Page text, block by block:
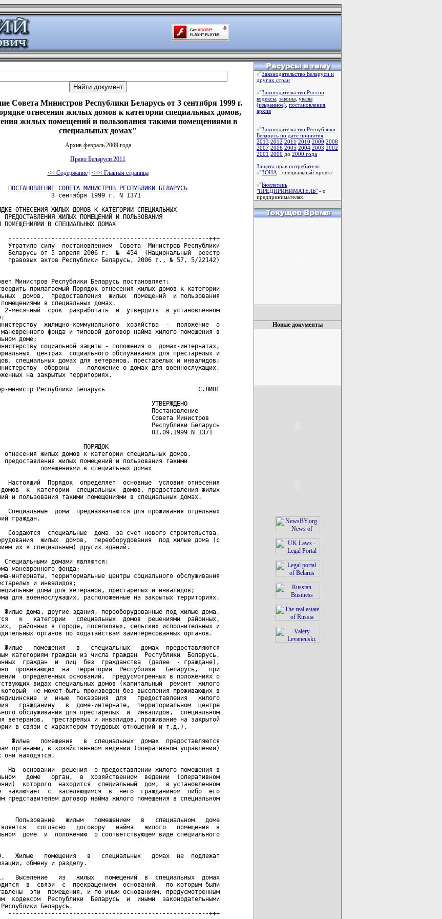
Совета Министров Республики Беларусь от 3 сентября 1999 г.
отнесения жилых домов к категории специальных домов,
жилых помещений и пользования такими помещениями в
специальных домах"
Архив февраль 2009 года
Право Беларуси 2011
<< Содержание| <<< Главная страница
ПОСТАНОВЛЕНИЕ СОВЕТА МИНИСТРОВ РЕСПУБЛИКИ БЕЛАРУСЬ
3 сентября 1999 г. N 1371
ОТНЕСЕНИЯ ЖИЛЫХ ДОМОВ К КАТЕГОРИИ СПЕЦИАЛЬНЫХ
ПРЕДОСТАВЛЕНИЯ ЖИЛЫХ ПОМЕЩЕНИЙ И ПОЛЬЗОВАНИЯ
ПОМЕЩЕНИЯМИ В СПЕЦИАЛЬНЫХ ДОМАХ
--------------------------------------------------------+++
Утратило силу  постановлением  Совета  Министров Республики
Беларусь от 5 апреля 2006 г.  №  454  (Национальный  реестр
правовых актов Республики Беларусь, 2006 г., № 57, 5/22142)
Министров Республики Беларусь постановляет:
прилагаемый Порядок отнесения жилых домов к категории
домов,  предоставления  жилых  помещений  и пользования
в специальных домах.
2-месячный  срок  разработать  и  утвердить  в установленном
жилищно-коммунального  хозяйства  -  положение  о
фонда и типовой договор найма жилого помещения в
доме;
социальной защиты - положения о  домах-интернатах,
центрах  социального обслуживания для престарелых и
специальных домах для ветеранов, престарелых и инвалидов;
обороны  -  положение о домах для военнослужащих,
на закрытых территориях.
министр Республики Беларусь                          С.ЛИНГ
УТВЕРЖДЕНО
Постановление
Совета Министров
Республики Беларусь
03.09.1999 N 1371
ПОРЯДОК
отнесения жилых домов к категории специальных домов,
предоставления жилых помещений и пользования такими
помещениями в специальных домах
Настоящий  Порядок  определяет  основные  условия отнесения
к  категории  специальных  домов, предоставления жилых
и пользования такими помещениями в специальных домах.
Специальные  дома  предназначаются для проживания отдельных
граждан.
Создаются  специальные  дома  за счет нового строительства,
жилых  домов,  переоборудования  под жилые дома (с
их к специальным) других зданий.
Специальными домами являются:
маневренного фонда;
интернаты, территориальные центры социального обслуживания
и инвалидов;
дома для ветеранов, престарелых и инвалидов;
для военнослужащих, расположенные на закрытых территориях.
Жилые дома, другие здания, переоборудованные под жилые дома,
к   категории   специальных  домов  решениями  районных,
районных в городе, поселковых, сельских исполнительных и
органов по ходатайствам заинтересованных органов.
Жилые   помещения   в   специальных   домах  предоставляются
категориям граждан из числа граждан  Республики  Беларусь,
граждан  и  лиц  без  гражданства  (далее  - граждане),
проживающих  на  территории  Республики   Беларусь,   при
определенных оснований,  предусмотренных в положениях о
видах специальных домов (капитальный  ремонт  жилого
не может быть произведен без выселения проживающих в
и  иные  показания  для   предоставления   жилого
гражданину   в  доме-интернате,  территориальном  центре
обслуживания для престарелых  и  инвалидов,  специальном
ветеранов,  престарелых и инвалидов, проживание на закрытой
в связи с характером трудовых отношений и т.д.).
Жилые   помещения   в  специальных  домах  предоставляются
органами, в хозяйственном ведении (оперативном управлении)
они находятся.
На  основании  решения  о предоставлении жилого помещения в
доме   орган,  в  хозяйственном  ведении  (оперативном
которого  находится  специальный  дом,  в установленном
заключает  с  заселяющимся  в  него  гражданином  либо  его
представителем договор найма жилого помещения в специальном
Пользование   жилым   помещением   в   специальном   доме
согласно   договору   найма   жилого   помещения  в
доме  и  положению  о соответствующем виде специального
Жилые   помещения   в   специальных   домах  не  подлежат
обмену и разделу.
Выселение   из   жилых   помещений  в  специальных  домах
в  связи  с  прекращением  оснований,  по которым были
эти  помещения, и по иным основаниям, предусмотренным
кодексом  Республики  Беларусь  и  иными  законодательными
Беларусь.
--------------------------------------------------------+++
Законодательство Беларуси и
других стран
Законодательство России
кодексы законы указы
(изьранное) постановления
архив
Законодательство Республики
Беларусь по дате принятия:
2013 2012 2011 2010 2009 2008
2007 2006 2005 2004 2003 2002
2001 2000 до 2000 года
Защита прав потребителя
ЗОНА - специальный проект
Бюллетень
"ПРЕДПРИНИМАТЕЛЬ" - о
предпринимателях.
Новые документы